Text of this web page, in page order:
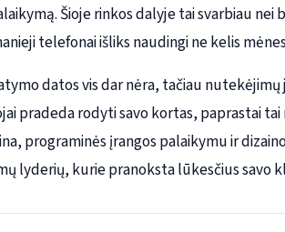
Šioje rinkos dalyje tai svarbiau nei
telefonai išliks naudingi ne kelis
datos vis dar nėra, tačiau
pradeda rodyti savo kortas, paprastai tai
programinės įrangos palaikymu ir
lyderių, kurie pranoksta lūkesčius savo